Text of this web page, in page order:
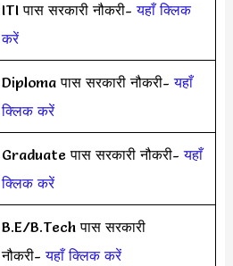
ITI पास सरकारी नौकरी-यहाँ क्लिक
करें
Diploma पास सरकारी नौकरी-यहाँ
क्लिक करें
Graduate पास सरकारी नौकरी-यहाँ
क्लिक करें
B.E/B.Tech पास सरकारी
नौकरी-यहाँ क्लिक करें